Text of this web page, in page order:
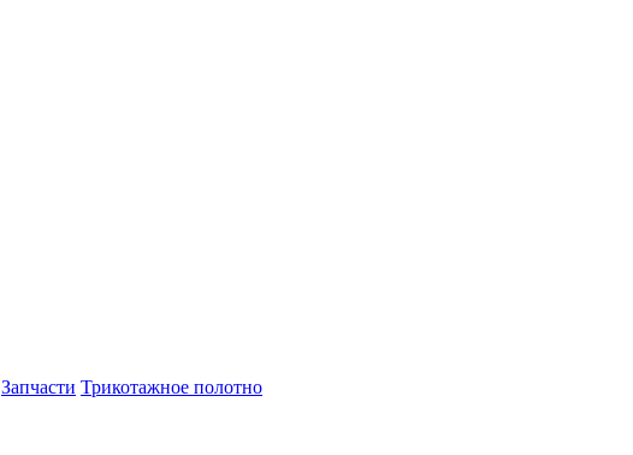
Запчасти Трикотажное полотно